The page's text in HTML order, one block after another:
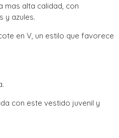
mas alta calidad, con
y azules.
en V, un estilo que favorece
con este vestido juvenil y